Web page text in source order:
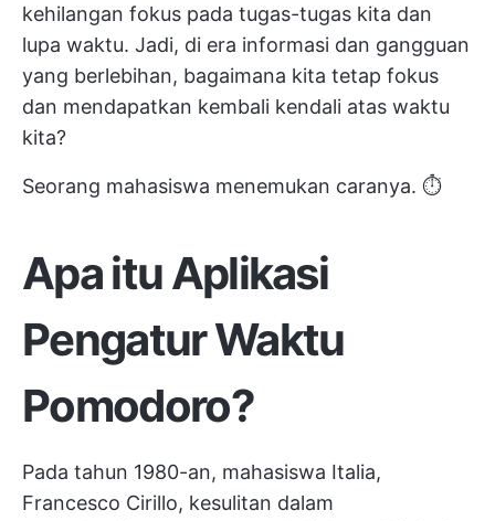
kehilangan fokus pada tugas-tugas kita dan
lupa waktu. Jadi, di era informasi dan gangguan
yang berlebihan, bagaimana kita tetap fokus
dan mendapatkan kembali kendali atas waktu
kita?
Seorang mahasiswa menemukan caranya. ⏱
Apa itu Aplikasi
Pengatur Waktu
Pomodoro?
Pada tahun 1980-an, mahasiswa Italia,
Francesco Cirillo, kesulitan dalam